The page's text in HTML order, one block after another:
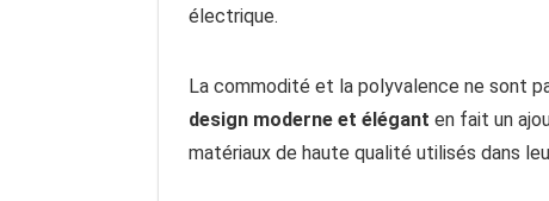
électrique.
La commodité et la polyvalence ne sont
design moderne et élégant en fait un
matériaux de haute qualité utilisés dans